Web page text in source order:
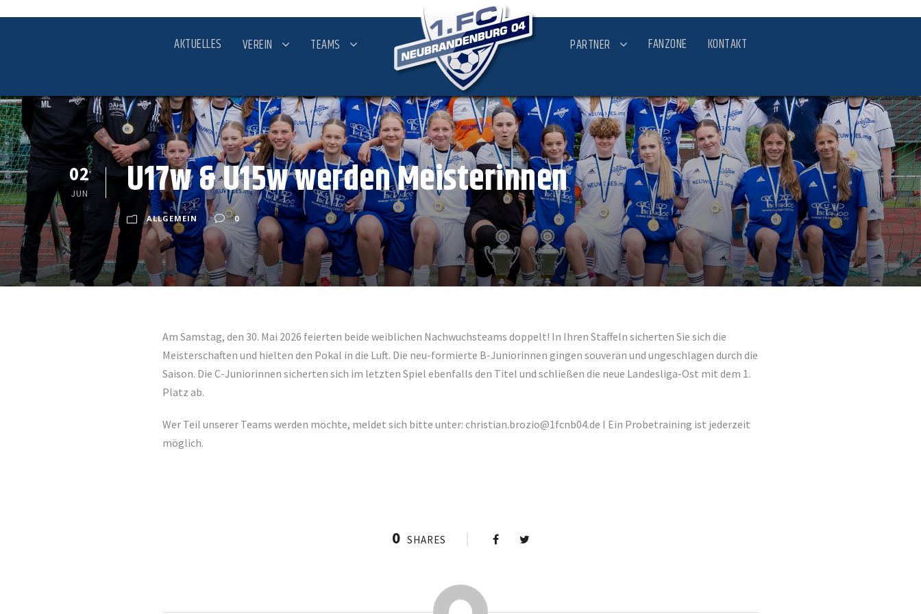
AKTUELLES VEREIN TEAMS PARTNER FANZONE KONTAKT
02
JUN U17w & U15w werden Meisterinnen
ALLGEMEIN 0
Am Samstag, den 30. Mai 2026 feierten beide weiblichen Nachwuchsteams doppelt! In Ihren Staffeln sicherten Sie sich die
Meisterschaften und hielten den Pokal in die Luft. Die neu-formierte B-Juniorinnen gingen souverän und ungeschlagen durch die
Saison. Die C-Juniorinnen sicherten sich im letzten Spiel ebenfalls den Titel und schließen die neue Landesliga-Ost mit dem 1.
Platz ab.
Wer Teil unserer Teams werden möchte, meldet sich bitte unter: christian.brozio@1fcnb04.de I Ein Probetraining ist jederzeit
möglich.
0 SHARES